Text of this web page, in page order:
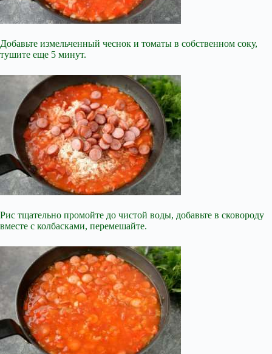
Добавьте измельченный чеснок и томаты в собственном соку,
тушите еще 5 минут.
Рис тщательно промойте до чистой воды, добавьте в сковороду
вместе с колбасками, перемешайте.